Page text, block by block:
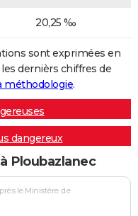
20,25 ‰
sont exprimées en
dernièrs chiffres de
méthodologie.
dangereux
Ploubazlanec
le Ministère de